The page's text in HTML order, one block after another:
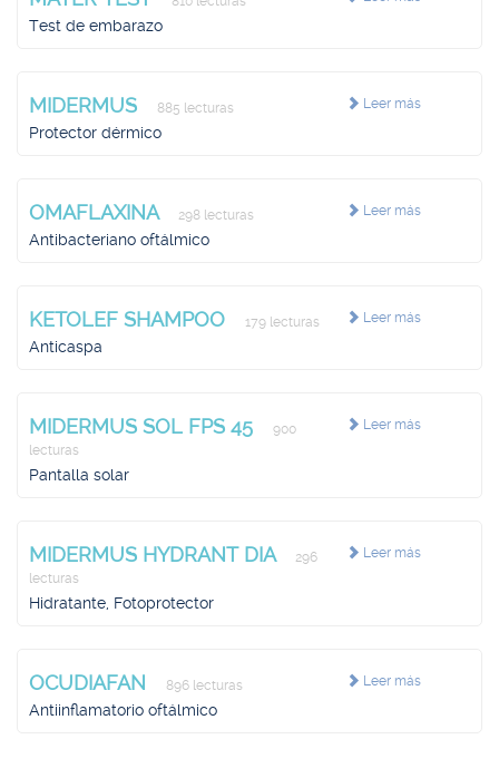
Test de embarazo
Leer más
MIDERMUS 885 lecturas
Protector dérmico
Leer más
OMAFLAXINA 298 lecturas
Antibacteriano oftálmico
Leer más
KETOLEF SHAMPOO 179 lecturas
Anticaspa
Leer más
MIDERMUS SOL FPS 45
900
lecturas
Pantalla solar
Leer más
MIDERMUS HYDRANT DIA
296
lecturas
Hidratante, Fotoprotector
Leer más
OCUDIAFAN 896 lecturas
Antiinflamatorio oftálmico